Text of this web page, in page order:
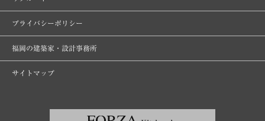
プライバシーポリシー
福岡の建築家・設計事務所
サイトマップ